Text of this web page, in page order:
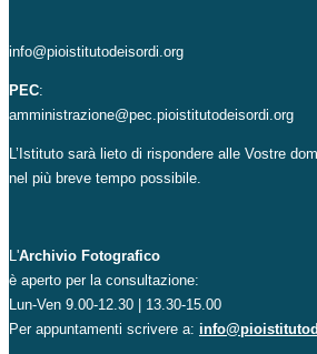
info@pioistitutodeisordi.org
PEC:
amministrazione@pec.pioistitutodeisordi.org
L’Istituto sarà lieto di rispondere alle Vostre
nel più breve tempo possibile.
L'Archivio Fotografico
è aperto per la consultazione:
Lun-Ven 9.00-12.30 | 13.30-15.00
Per appuntamenti scrivere a: